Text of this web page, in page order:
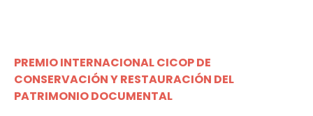
PREMIO INTERNACIONAL CICOP DE
CONSERVACIÓN Y RESTAURACIÓN DEL
PATRIMONIO DOCUMENTAL